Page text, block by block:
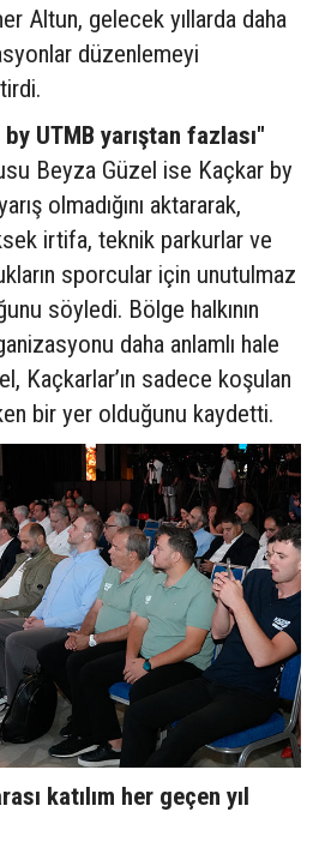
Altun, gelecek yıllarda daha
düzenlemeyi
UTMB yarıştan fazlası"
Beyza Güzel ise Kaçkar by
olmadığını aktararak,
irtifa, teknik parkurlar ve
sporcular için unutulmaz
söyledi. Bölge halkının
daha anlamlı hale
Kaçkarlar’ın sadece koşulan
bir yer olduğunu kaydetti.
katılım her geçen yıl